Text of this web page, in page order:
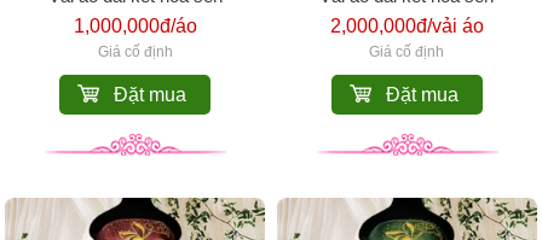
1,000,000đ/áo
Giá cố định
Đặt mua
2,000,000đ/vải áo
Giá cố định
Đặt mua